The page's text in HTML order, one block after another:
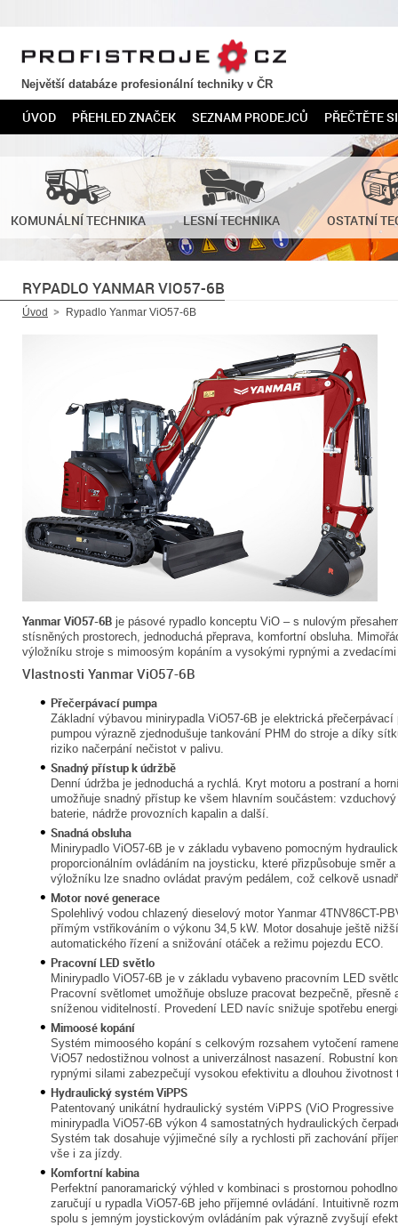
PROFISTROJE.CZ
Největší databáze profesionální techniky v ČR
ÚVOD PŘEHLED ZNAČEK SEZNAM PRODEJCŮ PŘEČTĚTE SI
KOMUNÁLNÍ TECHNIKA LESNÍ TECHNIKA OSTATNÍ
RYPADLO YANMAR VIO57-6B
Úvod Rypadlo Yanmar ViO57-6B
Yanmar ViO57-6B je pásové rypadlo konceptu ViO – s nulovým
stísněných prostorech, jednoduchá přeprava, komfortní obsluha.
výložníku stroje s mimoosým kopáním a vysokými rypnými a
Vlastnosti Yanmar ViO57-6B
Přečerpávací pumpa
Základní výbavou minirypadla ViO57-6B je elektrická
pumpou výrazně zjednodušuje tankování PHM do stroje a díky
riziko načerpání nečistot v palivu.
Snadný přístup k údržbě
Denní údržba je jednoduchá a rychlá. Kryt motoru a postraní a
umožňuje snadný přístup ke všem hlavním součástem:
baterie, nádrže provozních kapalin a další.
Snadná obsluha
Minirypadlo ViO57-6B je v základu vybaveno pomocným
proporcionálním ovládáním na joysticku, které přizpůsobuje směr
výložníku lze snadno ovládat pravým pedálem, což celkově
Motor nové generace
Spolehlivý vodou chlazený dieselový motor Yanmar 4TNV86CT-
přímým vstřikováním o výkonu 34,5 kW. Motor dosahuje ještě
automatického řízení a snižování otáček a režimu pojezdu ECO.
Pracovní LED světlo
Minirypadlo ViO57-6B je v základu vybaveno pracovním LED
Pracovní světlomet umožňuje obsluze pracovat bezpečně,
sníženou viditelností. Provedení LED navíc snižuje spotřebu
Mimoosé kopání
Systém mimoosého kopání s celkovým rozsahem vytočení
ViO57 nedostižnou volnost a univerzálnost nasazení. Robustní
rypnými silami zabezpečují vysokou efektivitu a dlouhou životnost
Hydraulický systém ViPPS
Patentovaný unikátní hydraulický systém ViPPS (ViO
minirypadla ViO57-6B výkon 4 samostatných hydraulických
Systém tak dosahuje výjimečné síly a rychlosti při zachování
vše i za jízdy.
Komfortní kabina
Perfektní panoramarický výhled v kombinaci s prostornou
zaručují u rypadla ViO57-6B jeho příjemné ovládání. Intuitivně
spolu s jemným joystickovým ovládáním pak výrazně zvyšují